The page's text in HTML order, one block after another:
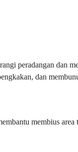
peradangan dan
dan
membius